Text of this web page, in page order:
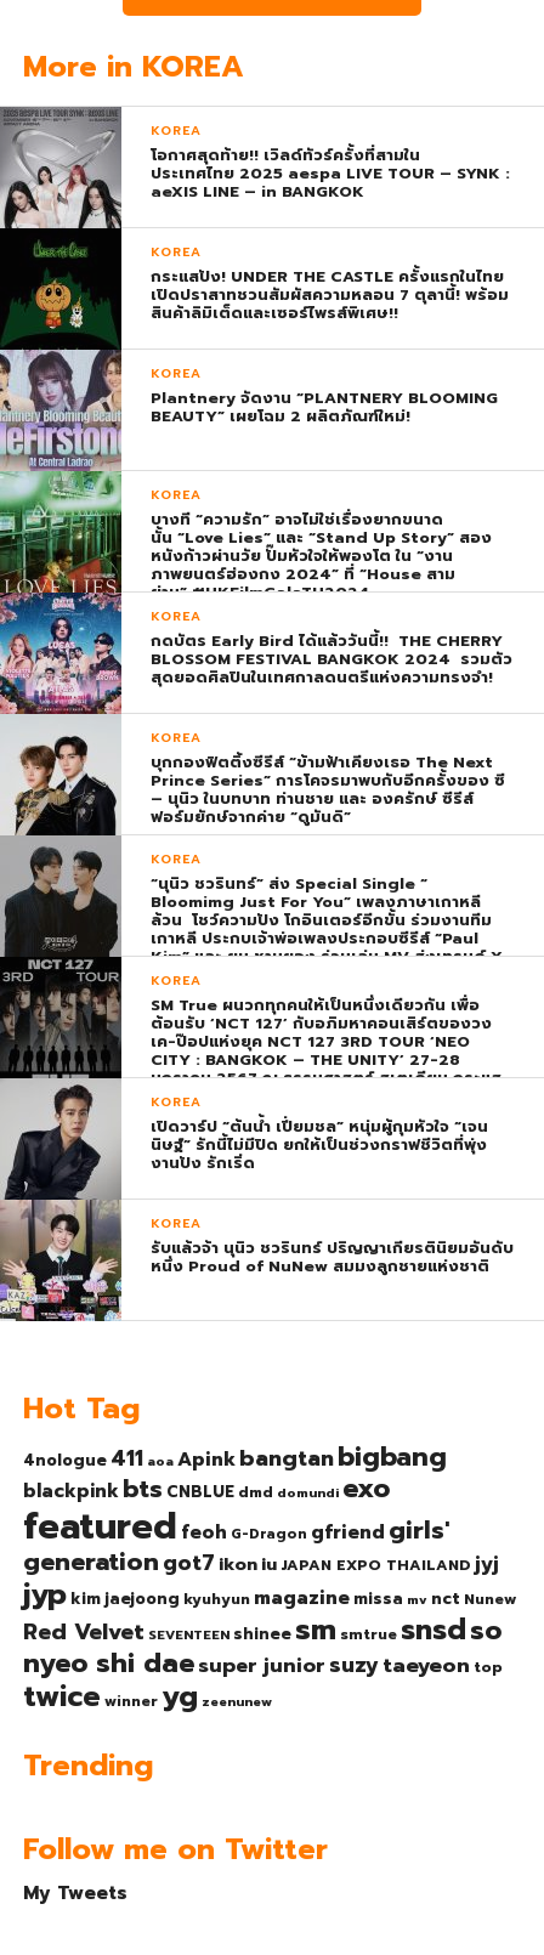
More in KOREA
KOREA
โอกาศสุดท้าย!! เวิลด์ทัวร์ครั้งที่สามใน
ประเทศไทย 2025 aespa LIVE TOUR – SYNK :
aeXIS LINE – in BANGKOK
KOREA
กระแสปัง! UNDER THE CASTLE ครั้งแรกในไทย
เปิดปราสาทชวนสัมผัสความหลอน 7 ตุลานี้! พร้อม
สินค้าลิมิเต็ดและเซอร์ไพรส์พิเศษ!!
KOREA
Plantnery จัดงาน “PLANTNERY BLOOMING
BEAUTY” เผยโฉม 2 ผลิตภัณฑ์ใหม่!
KOREA
บางที “ความรัก” อาจไม่ใช่เรื่องยากขนาด
นั้น “Love Lies” และ “Stand Up Story” สอง
หนังก้าวผ่านวัย ปั๊มหัวใจให้พองโต ใน “งาน
ภาพยนตร์ฮ่องกง 2024” ที่ “House สาม
ย่าน” #HKFilmGalaTH2024
KOREA
กดบัตร Early Bird ได้แล้ววันนี้!! THE CHERRY
BLOSSOM FESTIVAL BANGKOK 2024 รวมตัว
สุดยอดศิลปินในเทศกาลดนตรีแห่งความทรงจำ!
KOREA
บุกกองฟิตติ้งซีรีส์ “ข้ามฟ้าเคียงเธอ The Next
Prince Series” การโคจรมาพบกับอีกครั้งของ ซี
– นุนิว ในบทบาท ท่านชาย และ องครักษ์ ซีรีส์
ฟอร์มยักษ์จากค่าย “ดูมันดิ”
KOREA
“นุนิว ชวรินทร์” ส่ง Special Single “
Bloomimg Just For You” เพลงภาษาเกาหลี
ล้วน โชว์ความปัง โกอินเตอร์อีกขั้น ร่วมงานทีม
เกาหลี ประกบเจ้าพ่อเพลงประกอบซีรีส์ “Paul
Kim” และ ยุน ชานยอง ร่วมเล่น MV ส่งเทรนด์ X
พุ่ง ติดอันดับ 1 โลก
KOREA
SM True ผนวกทุกคนให้เป็นหนึ่งเดียวกัน เพื่อ
ต้อนรับ ‘NCT 127’ กับอภิมหาคอนเสิร์ตของวง
เค-ป๊อปแห่งยุค NCT 127 3RD TOUR ‘NEO
CITY : BANGKOK – THE UNITY’ 27-28
มกราคม 2567 ณ ธรรมศาสตร์ สเตเดียม กระแส
ตอบรับยิ่งใหญ่สมการรอคอย บัตร SOLD OUT
ทุกที่นั่งทันทีที่เปิดจำหน่าย !
KOREA
เปิดวาร์ป “ต้นน้ำ เปี่ยมชล” หนุ่มผู้กุมหัวใจ “เจน
นิษฐ์” รักนี้ไม่มีปิด ยกให้เป็นช่วงกราฟชีวิตที่พุ่ง
งานปัง รักเริ่ด
KOREA
รับแล้วจ้า นุนิว ชวรินทร์ ปริญญาเกียรตินิยมอันดับ
หนึ่ง Proud of NuNew สมมงลูกชายแห่งชาติ
Hot Tag
4nologue 411 aoa Apinkbangtanbigbang
blackpinkbts CNBLUE dmd domundi exo
featured feoh G-Dragon gfriend girls'
generationgot7 ikoniu JAPAN EXPO THAILAND jyj
jyp kim jaejoong kyuhyun magazine missa mv nct Nunew
Red Velvet SEVENTEEN shinee sm smtrue snsdso
nyeo shi daesuper junior suzytaeyeon top
twice winner yg zeenunew
Trending
Follow me on Twitter
My Tweets